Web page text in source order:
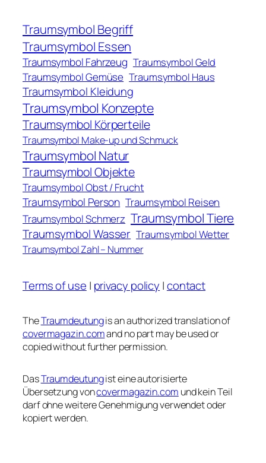
Traumsymbol Begriff
Traumsymbol Essen
Traumsymbol Fahrzeug Traumsymbol Geld
Traumsymbol Gemüse Traumsymbol Haus
Traumsymbol Kleidung
Traumsymbol Konzepte
Traumsymbol Körperteile
Traumsymbol Make-up und Schmuck
Traumsymbol Natur
Traumsymbol Objekte
Traumsymbol Obst / Frucht
Traumsymbol Person Traumsymbol Reisen
Traumsymbol Schmerz Traumsymbol Tiere
Traumsymbol Wasser Traumsymbol Wetter
Traumsymbol Zahl – Nummer
Terms of use | privacy policy |contact
TheTraumdeutungis an authorized translation of
covermagazin.comand no part may be used or
copied without further permission.
DasTraumdeutungist eine autorisierte
Übersetzung voncovermagazin.com und kein Teil
darf ohne weitere Genehmigung verwendet oder
kopiert werden.